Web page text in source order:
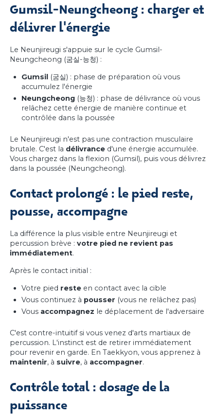
Gumsil-Neungcheong : charger et
délivrer l'énergie
Le Neunjireugi s'appuie sur le cycle Gumsil-
Neungcheong (굼실-능청) :
Gumsil (굼실) : phase de préparation où vous
accumulez l'énergie
Neungcheong (능청) : phase de délivrance où vous
relâchez cette énergie de manière continue et
contrôlée dans la poussée
Le Neunjireugi n'est pas une contraction musculaire
brutale. C'est la délivrance d'une énergie accumulée.
Vous chargez dans la flexion (Gumsil), puis vous délivrez
dans la poussée (Neungcheong).
Contact prolongé : le pied reste,
pousse, accompagne
La différence la plus visible entre Neunjireugi et
percussion brève : votre pied ne revient pas
immédiatement.
Après le contact initial :
Votre pied reste en contact avec la cible
Vous continuez à pousser (vous ne relâchez pas)
Vous accompagnez le déplacement de l'adversaire
C'est contre-intuitif si vous venez d'arts martiaux de
percussion. L'instinct est de retirer immédiatement
pour revenir en garde. En Taekkyon, vous apprenez à
maintenir, à suivre, à accompagner.
Contrôle total : dosage de la
puissance